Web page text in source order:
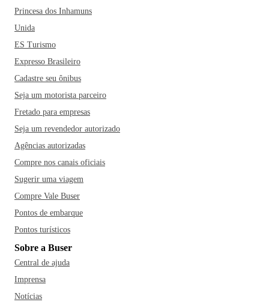
Princesa dos Inhamuns
Unida
ES Turismo
Expresso Brasileiro
Cadastre seu ônibus
Seja um motorista parceiro
Fretado para empresas
Seja um revendedor autorizado
Agências autorizadas
Compre nos canais oficiais
Sugerir uma viagem
Compre Vale Buser
Pontos de embarque
Pontos turísticos
Sobre a Buser
Central de ajuda
Imprensa
Notícias